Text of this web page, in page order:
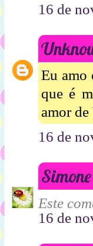
16 de
Eu amo
que é
amor
16 de
Este
16 de